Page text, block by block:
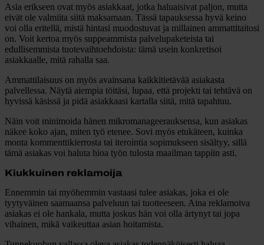
Asia erikseen ovat myös asiakkaat, jotka haluaisivat paljon, mutta
eivät ole valmiita siitä maksamaan. Tässä tapauksessa hyvä keino
voi olla eritellä, mistä hintasi muodostuvat ja millainen ammattitaitosi
on. Voit kertoa myös suppeammista palvelupaketeista tai
edullisemmista tuotevaihtoehdoista: tämä usein konkretisoi
asiakkaalle, mitä rahalla saa.
Ammattilaisuus on myös avainsana kaikkitietävää asiakasta
palvellessa. Näytä aiempia töitäsi, lupaa, että projekti tai tehtävä on
hyvissä käsissä ja pidä asiakkaasi kartalla siitä, mitä tapahtuu.
Näin voit minimoida hänen mikromanageerauksensa, kun asiakas
näkee koko ajan, miten työ etenee. Sovi myös etukäteen, kuinka
monta kommenttikierrosta tai iterointia sopimukseen sisältyy, sillä
tämä asiakas voi haluta hioa työn tulosta maailman tappiin asti.
Kiukkuinen reklamoija
Ennemmin tai myöhemmin vastaasi tulee asiakas, joka ei ole
tyytyväinen saamaansa palveluun tai tuotteeseen. Aina reklamoiva
asiakas ei ole hankala, mutta joskus hän voi olla ärtynyt tai jopa
vihainen, mikä vaikeuttaa asian hoitamista.